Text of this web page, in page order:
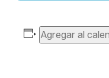
Agregar al